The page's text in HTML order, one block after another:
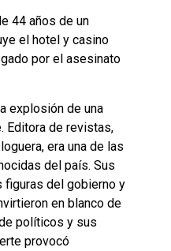
44 años de un
el hotel y casino
por el asesinato
explosión de una
Editora de revistas,
era una de las
del país. Sus
del gobierno y
en blanco de
políticos y sus
provocó